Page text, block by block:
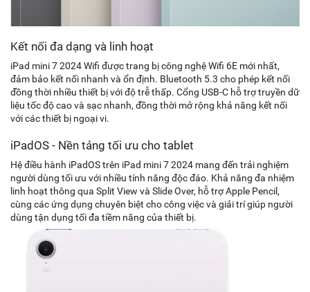
Kết nối đa dạng và linh hoạt
iPad mini 7 2024 Wifi được trang bị công nghệ Wifi 6E mới nhất,
đảm bảo kết nối nhanh và ổn định. Bluetooth 5.3 cho phép kết nối
đồng thời nhiều thiết bị với độ trễ thấp. Cổng USB-C hỗ trợ truyền dữ
liệu tốc độ cao và sạc nhanh, đồng thời mở rộng khả năng kết nối
với các thiết bị ngoại vi.
iPadOS - Nền tảng tối ưu cho tablet
Hệ điều hành iPadOS trên iPad mini 7 2024 mang đến trải nghiệm
người dùng tối ưu với nhiều tính năng độc đáo. Khả năng đa nhiệm
linh hoạt thông qua Split View và Slide Over, hỗ trợ Apple Pencil,
cùng các ứng dụng chuyên biệt cho công việc và giải trí giúp người
dùng tận dụng tối đa tiềm năng của thiết bị.